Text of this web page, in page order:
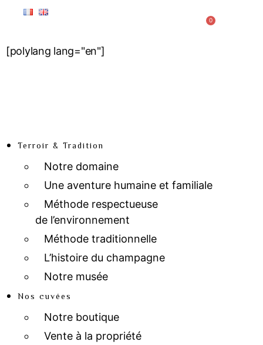
[polylang lang="en"]
0
Terroir & Tradition
Notre domaine
Une aventure humaine et familiale
Méthode respectueuse
de l’environnement
Méthode traditionnelle
L’histoire du champagne
Notre musée
Nos cuvées
Notre boutique
Vente à la propriété